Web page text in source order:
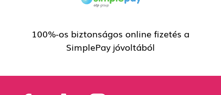
100%-os biztonságos online fizetés a
SimplePay jóvoltából